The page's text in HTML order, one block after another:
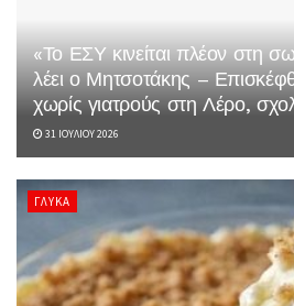
«Το ΕΣΥ κινείται πλέον στη
λέει ο Μητσοτάκης –
χωρίς γιατρούς στη Λέρο,
31 ΙΟΥΛΊΟΥ 2026
ΓΛΥΚΆ